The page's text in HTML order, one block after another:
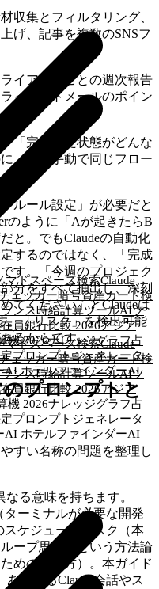
マドスペース検索Claude
ェッカー暗号資産カード検
ンス時給計算ツールAIツ
員銀行比較 2026アジア
機 2026ナレッジグラフ占
プロンプトジェネレータ
AI ホテルファインダーAI
マドスペース検索Claude
ェッカー暗号資産カード検
ンス時給計算ツールAIツ
員銀行比較 2026アジア
機 2026ナレッジグラフ占
プロンプトジェネレータ
AI ホテルファインダーAI
収集とフィルタリング、
げ、記事を複数のSNSフ
ライアントごとの週次報告
イアントメールのポイン
「完成した状態がどんな
、毎回手動で同じフロー
ルール設定」が必要だと
のように「Aが起きたらB
と。でもClaudeの自動化
するのではなく、「完成
す。「今週のプロジェク
分をすべて抽出し、深刻
てください」とClaudeは
。「リスク」を検出可能
るからです。
プロンプトと
すい名称の問題を整理し
なる意味を持ちます。
ターミナルが必要な開発
スケジュールタスク（本
ープ思考」という方法論
めの考え方）。本ガイド
らゆるClaude会話やス